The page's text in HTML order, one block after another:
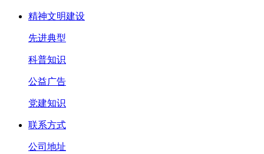
精神文明建设
先进典型
科普知识
公益广告
党建知识
联系方式
公司地址